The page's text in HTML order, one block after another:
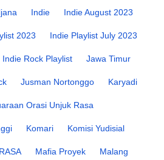
Indie Indie August 2023
2023 Indie Playlist July 2023
Indie Rock Playlist Jawa Timur
Jusman Nortonggo Karyadi
Orasi Unjuk Rasa
Komari Komisi Yudisial
Mafia Proyek Malang